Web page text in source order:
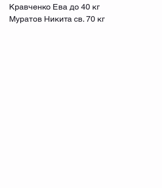
Кравченко Ева до 40 кг
Муратов Никита св. 70 кг